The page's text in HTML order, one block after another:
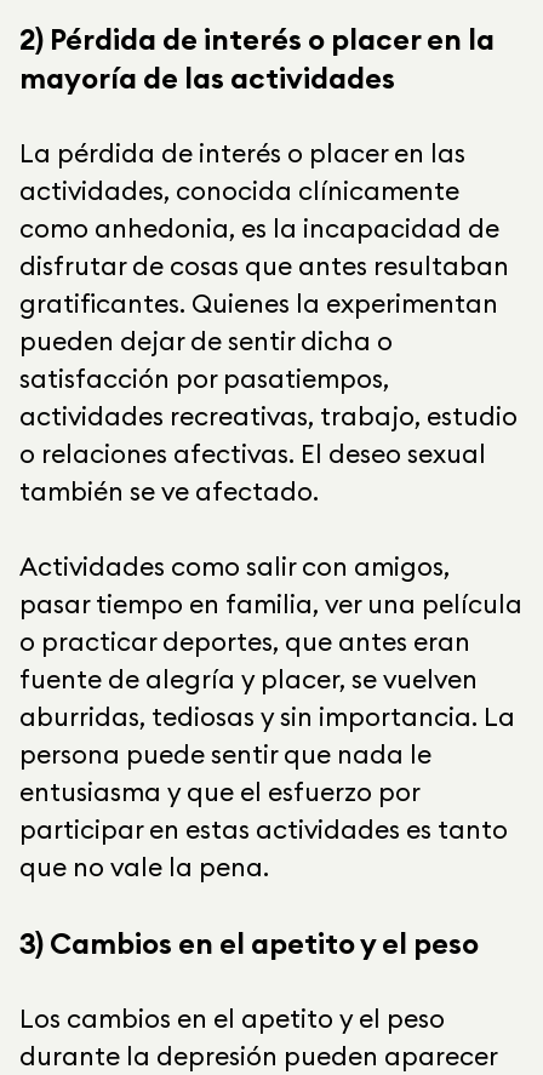
2) Pérdida de interés o placer en la
mayoría de las actividades
La pérdida de interés o placer en las
actividades, conocida clínicamente
como anhedonia, es la incapacidad de
disfrutar de cosas que antes resultaban
gratificantes. Quienes la experimentan
pueden dejar de sentir dicha o
satisfacción por pasatiempos,
actividades recreativas, trabajo, estudio
o relaciones afectivas. El deseo sexual
también se ve afectado.
Actividades como salir con amigos,
pasar tiempo en familia, ver una película
o practicar deportes, que antes eran
fuente de alegría y placer, se vuelven
aburridas, tediosas y sin importancia. La
persona puede sentir que nada le
entusiasma y que el esfuerzo por
participar en estas actividades es tanto
que no vale la pena.
3) Cambios en el apetito y el peso
Los cambios en el apetito y el peso
durante la depresión pueden aparecer